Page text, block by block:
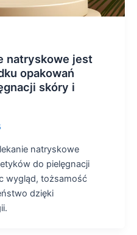
natryskowe jest
opakowań
skóry i
natryskowe
do pielęgnacji
wygląd, tożsamość
dzięki